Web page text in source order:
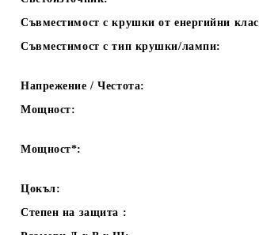
Съвместимост с крушки от енергийни
Съвместимост с тип крушки/лампи:
Напрежение / Честота:
Мощност:
Мощност*:
Цокъл:
Степен на защита :